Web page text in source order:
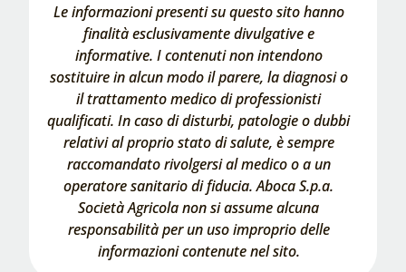
Le informazioni presenti su questo sito hanno
finalità esclusivamente divulgative e
informative. I contenuti non intendono
sostituire in alcun modo il parere, la diagnosi o
il trattamento medico di professionisti
qualificati. In caso di disturbi, patologie o dubbi
relativi al proprio stato di salute, è sempre
raccomandato rivolgersi al medico o a un
operatore sanitario di fiducia. Aboca S.p.a.
Società Agricola non si assume alcuna
responsabilità per un uso improprio delle
informazioni contenute nel sito.